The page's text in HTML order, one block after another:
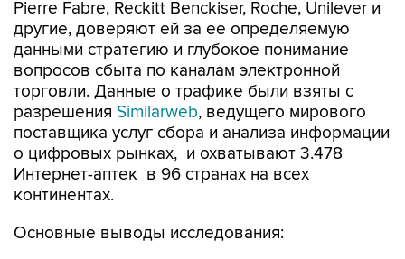
Pierre Fabre, Reckitt Benckiser, Roche, Unilever и
другие, доверяют ей за ее определяемую
данными стратегию и глубокое понимание
вопросов сбыта по каналам электронной
торговли. Данные о трафике были взяты с
разрешения Similarweb, ведущего мирового
поставщика услуг сбора и анализа информации
о цифровых рынках, и охватывают 3.478
Интернет-аптек в 96 странах на всех
континентах.
Основные выводы исследования: